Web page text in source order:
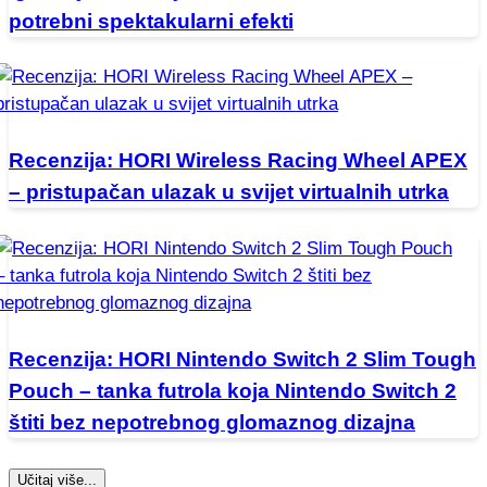
potrebni spektakularni efekti
Recenzija: HORI Wireless Racing Wheel APEX
– pristupačan ulazak u svijet virtualnih utrka
Recenzija: HORI Nintendo Switch 2 Slim Tough
Pouch – tanka futrola koja Nintendo Switch 2
štiti bez nepotrebnog glomaznog dizajna
Učitaj više...